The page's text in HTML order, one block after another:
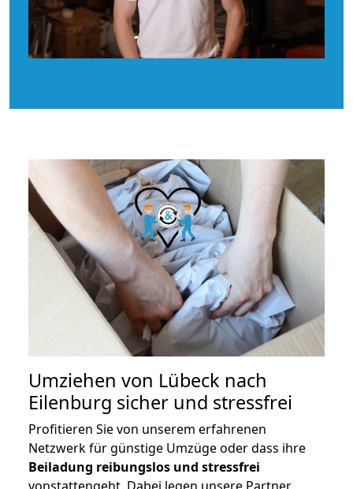
Umziehen von Lübeck nach
Eilenburg sicher und stressfrei
Profitieren Sie von unserem erfahrenen
Netzwerk für günstige Umzüge oder dass ihre
Beiladung reibungslos und stressfrei